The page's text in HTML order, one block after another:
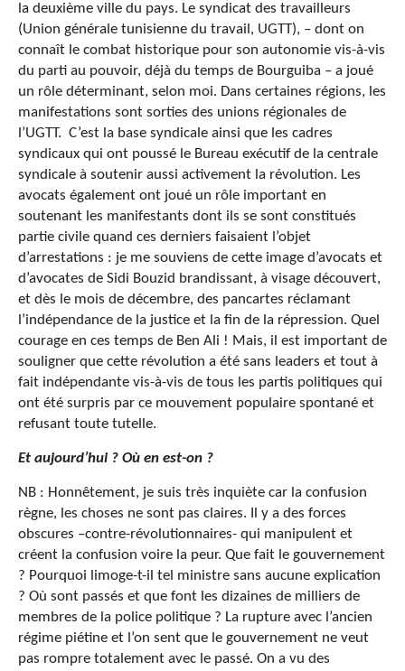
la deuxième ville du pays. Le syndicat des travailleurs
(Union générale tunisienne du travail, UGTT), – dont on
connaît le combat historique pour son autonomie vis-à-vis
du parti au pouvoir, déjà du temps de Bourguiba – a joué
un rôle déterminant, selon moi. Dans certaines régions, les
manifestations sont sorties des unions régionales de
l’UGTT. C’est la base syndicale ainsi que les cadres
syndicaux qui ont poussé le Bureau exécutif de la centrale
syndicale à soutenir aussi activement la révolution. Les
avocats également ont joué un rôle important en
soutenant les manifestants dont ils se sont constitués
partie civile quand ces derniers faisaient l’objet
d’arrestations : je me souviens de cette image d’avocats et
d’avocates de Sidi Bouzid brandissant, à visage découvert,
et dès le mois de décembre, des pancartes réclamant
l’indépendance de la justice et la fin de la répression. Quel
courage en ces temps de Ben Ali ! Mais, il est important de
souligner que cette révolution a été sans leaders et tout à
fait indépendante vis-à-vis de tous les partis politiques qui
ont été surpris par ce mouvement populaire spontané et
refusant toute tutelle.
Et aujourd’hui ? Où en est-on ?
NB : Honnêtement, je suis très inquiète car la confusion
règne, les choses ne sont pas claires. Il y a des forces
obscures –contre-révolutionnaires- qui manipulent et
créent la confusion voire la peur. Que fait le gouvernement
? Pourquoi limoge-t-il tel ministre sans aucune explication
? Où sont passés et que font les dizaines de milliers de
membres de la police politique ? La rupture avec l’ancien
régime piétine et l’on sent que le gouvernement ne veut
pas rompre totalement avec le passé. On a vu des